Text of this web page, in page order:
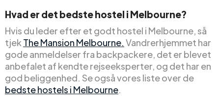
Hvad er det bedste hostel i Melbourne?
Hvis du leder efter et godt hostel i Melbourne, så
tjek The Mansion Melbourne. Vandrerhjemmet har
gode anmeldelser fra backpackere, det er blevet
anbefalet af kendte rejseeksperter, og det har en
god beliggenhed. Se også vores liste over de
bedste hostels i Melbourne.